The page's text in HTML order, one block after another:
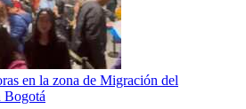
en la zona de Migración del
Bogotá